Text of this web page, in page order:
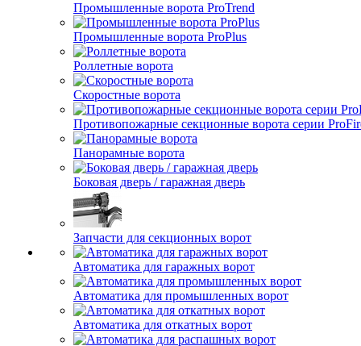
Промышленные ворота ProTrend
Промышленные ворота ProPlus
Роллетные ворота
Скоростные ворота
Противопожарные секционные ворота серии
Панорамные ворота
Боковая дверь / гаражная дверь
Запчасти для секционных ворот
Автоматика для гаражных ворот
Автоматика для промышленных ворот
Автоматика для откатных ворот